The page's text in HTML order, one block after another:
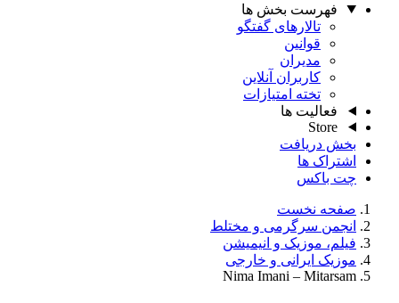
فهرست بخش ها
تالارهای گفتگو
قوانین
مدیران
کاربران آنلاین
تخته امتیازات
فعالیت ها
Store
بخش دریافت
اشتراک ها
چت باکس
صفحه نخست
انجمن سرگرمی و مختلط
فیلم، موزیک و انیمیشن
موزیک ایرانی و خارجی
Nima Imani – Mitarsam